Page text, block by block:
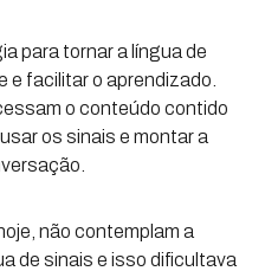
para tornar a língua de
facilitar o aprendizado.
o conteúdo contido
os sinais e montar a
não contemplam a
de sinais e isso dificultava